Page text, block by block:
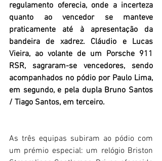
regulamento oferecia, onde a incerteza
quanto ao vencedor se manteve
praticamente até à apresentação da
bandeira de xadrez. Cláudio e Lucas
Vieira, ao volante de um Porsche 911
RSR, sagraram-se vencedores, sendo
acompanhados no pódio por Paulo Lima,
em segundo, e pela dupla Bruno Santos
/ Tiago Santos, em terceiro.
As três equipas subiram ao pódio com
um prémio especial: um relógio Briston